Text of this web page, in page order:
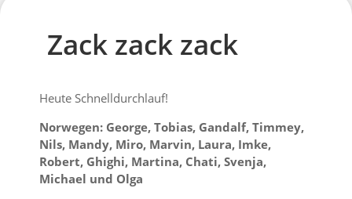
Zack zack zack
Heute Schnelldurchlauf!
Norwegen: George, Tobias, Gandalf, Timmey,
Nils, Mandy, Miro, Marvin, Laura, Imke,
Robert, Ghighi, Martina, Chati, Svenja,
Michael und Olga